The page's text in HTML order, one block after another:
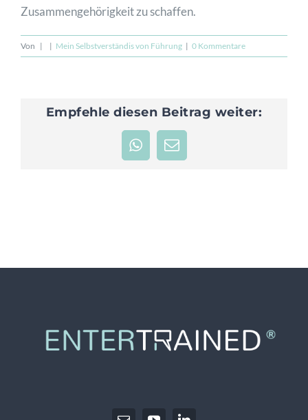
BUSINESS COACHING
Zusammengehörigkeit zu schaffen.
Von | | Mein Selbstverständis von Führung | 0 Kommentare
Empfehle diesen Beitrag weiter:
WhatsApp
E-